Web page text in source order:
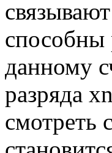
способны
данному
разряда
смотреть